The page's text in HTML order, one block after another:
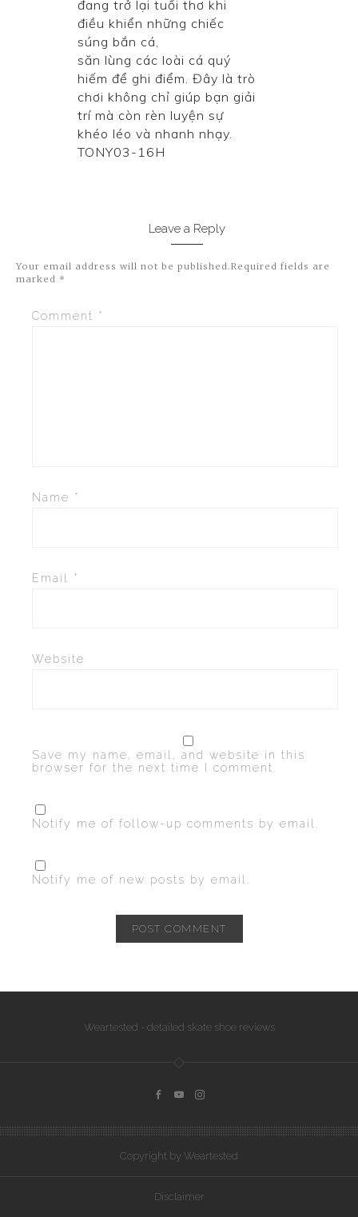
đang trở lại tuổi thơ khi
điều khiển những chiếc
súng bắn cá,
săn lùng các loài cá quý
hiếm để ghi điểm. Đây là trò
chơi không chỉ giúp bạn giải
trí mà còn rèn luyện sự
khéo léo và nhanh nhạy.
TONY03-16H
Leave a Reply
Your email address will not be published.Required fields are
marked *
Comment *
Name *
Email *
Website
Save my name, email, and website in this
browser for the next time I comment.
Notify me of follow-up comments by email.
Notify me of new posts by email.
Weartested - detailed skate shoe reviews
Copyright by Weartested
Disclaimer